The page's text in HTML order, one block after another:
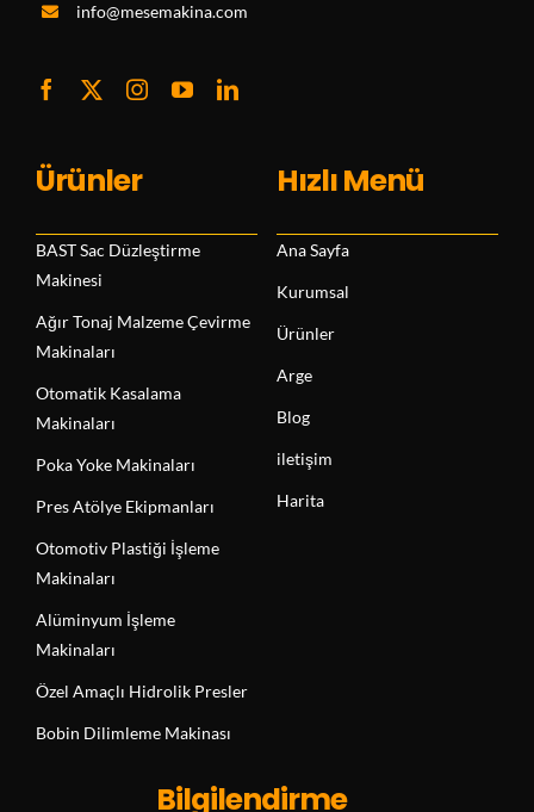
info@mesemakina.com
Ürünler
BAST Sac Düzleştirme
Makinesi
Ağır Tonaj Malzeme Çevirme
Makinaları
Otomatik Kasalama
Makinaları
Poka Yoke Makinaları
Pres Atölye Ekipmanları
Otomotiv Plastiği İşleme
Makinaları
Alüminyum İşleme
Makinaları
Özel Amaçlı Hidrolik Presler
Bobin Dilimleme Makinası
Hızlı Menü
Ana Sayfa
Kurumsal
Ürünler
Arge
Blog
iletişim
Harita
Bilgilendirme